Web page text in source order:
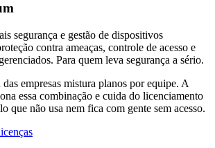
segurança e gestão de dispositivos
contra ameaças, controle de acesso e
Para quem leva segurança a sério.
empresas mistura planos por equipe. A
essa combinação e cuida do licenciamento
que não usa nem fica com gente sem acesso.